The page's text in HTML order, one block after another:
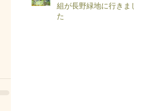
組が長野緑地に行きまし
た